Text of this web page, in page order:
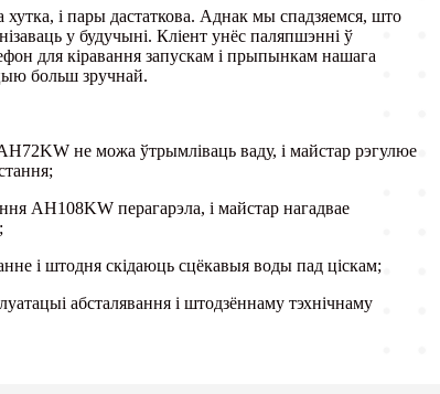
хутка, і пары дастаткова. Аднак мы спадзяемся, што
у будучыні. Кліент унёс паляпшэнні ў
для кіравання запускам і прыпынкам нашага
больш зручнай.
не можа ўтрымліваць ваду, і майстар рэгулюе
AH108KW перагарэла, і майстар нагадвае
і штодня скідаюць сцёкавыя воды пад ціскам;
абсталявання і штодзённаму тэхнічнаму